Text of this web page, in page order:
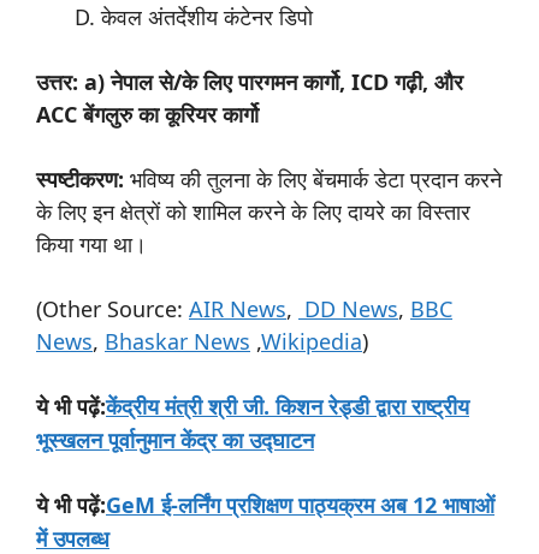
केवल अंतर्देशीय कंटेनर डिपो
उत्तर: a) नेपाल से/के लिए पारगमन कार्गो, ICD गढ़ी, और
ACC बेंगलुरु का कूरियर कार्गो
स्पष्टीकरण: भविष्य की तुलना के लिए बेंचमार्क डेटा प्रदान करने
के लिए इन क्षेत्रों को शामिल करने के लिए दायरे का विस्तार
किया गया था।
(Other Source: AIR News, DD News, BBC
News, Bhaskar News ,Wikipedia)
ये भी पढ़ें:केंद्रीय मंत्री श्री जी. किशन रेड्डी द्वारा राष्ट्रीय
भूस्खलन पूर्वानुमान केंद्र का उद्घाटन
ये भी पढ़ें:GeM ई-लर्निंग प्रशिक्षण पाठ्यक्रम अब 12 भाषाओं
में उपलब्ध